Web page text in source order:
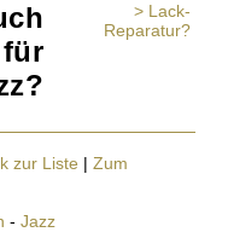
für
> Lack-
Reparatur?
zur Liste | Zum
- Jazz